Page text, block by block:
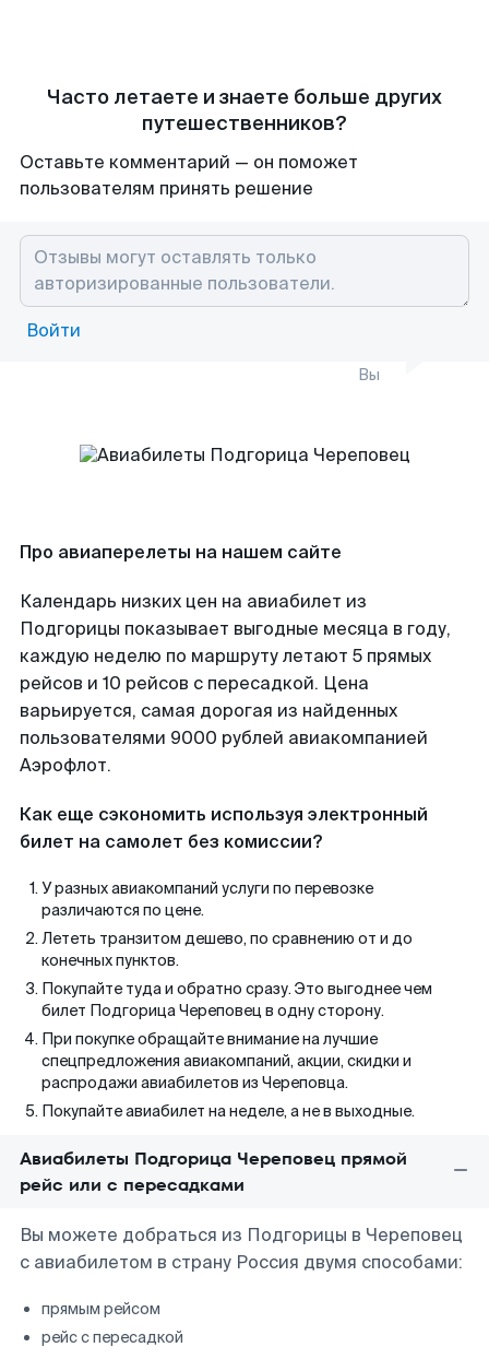
Часто летаете и знаете больше других
путешественников?
Оставьте комментарий — он поможет
пользователям принять решение
Войти
Вы
Про авиаперелеты на нашем сайте
Календарь низких цен на авиабилет из
Подгорицы показывает выгодные месяца в году,
каждую неделю по маршруту летают 5 прямых
рейсов и 10 рейсов с пересадкой. Цена
варьируется, самая дорогая из найденных
пользователями 9000 рублей авиакомпанией
Аэрофлот.
Как еще сэкономить используя электронный
билет на самолет без комиссии?
У разных авиакомпаний услуги по перевозке
различаются по цене.
Лететь транзитом дешево, по сравнению от и до
конечных пунктов.
Покупайте туда и обратно сразу. Это выгоднее чем
билет Подгорица Череповец в одну сторону.
При покупке обращайте внимание на лучшие
спецпредложения авиакомпаний, акции, скидки и
распродажи авиабилетов из Череповца.
Покупайте авиабилет на неделе, а не в выходные.
Авиабилеты Подгорица Череповец прямой
рейс или с пересадками
Вы можете добраться из Подгорицы в Череповец
с авиабилетом в страну Россия двумя способами:
прямым рейсом
рейс с пересадкой